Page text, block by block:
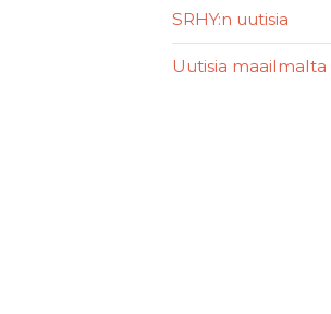
SRHY:n uutisia
Uutisia maailmalta